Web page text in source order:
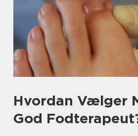
Hvordan Vælger
God